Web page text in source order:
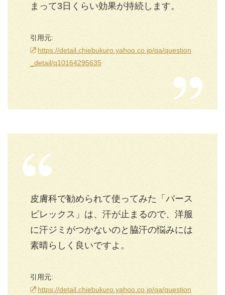
まって3日くらい効果が持続します。
引用元:
https://detail.chiebukuro.yahoo.co.jp/qa/question
_detail/q10164295635
皮膚科で勧められて使ってみた「パース
ピレックス」は、汗が止まるので、洋服
に汗ジミがつかないのと脇汗の悩みには
素晴らしく良いですよ。
引用元:
https://detail.chiebukuro.yahoo.co.jp/qa/question